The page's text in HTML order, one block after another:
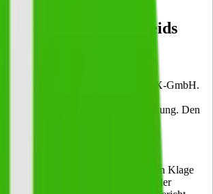
eines Haftungsbescheids
ehemaliger Geschäftsführer der X-GmbH.
nahm ihn das
der X-GmbH in Haftung. Den
Einspruch wies das Finanzamt mit
vom 29.3.2010 (Poststempel) als
beim Finanzgericht eingegangenen Klage
sei ihm wegen der